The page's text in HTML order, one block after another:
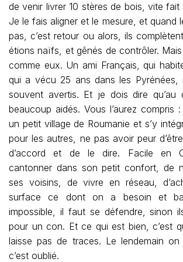
de venir livrer 10 stères de bois, vite fait
Je le fais aligner et le mesure, et quand
pas, c’est retour ou alors, ils
étions naïfs, et gênés de contrôler.
comme eux. Un ami Français, qui
qui a vécu 25 ans dans les Pyrénées,
souvent avertis. Et je dois dire qu’au
beaucoup aidés. Vous l’aurez compris
un petit village de Roumanie et s’y
pour les autres, ne pas avoir peur
d’accord et de le dire. Facile en
cantonner dans son petit confort, de
ses voisins, de vivre en réseau,
surface ce dont on a besoin et
impossible, il faut se défendre, sinon
pour un con. Et ce qui est bien, c’est
laisse pas de traces. Le lendemain
c’est oublié.